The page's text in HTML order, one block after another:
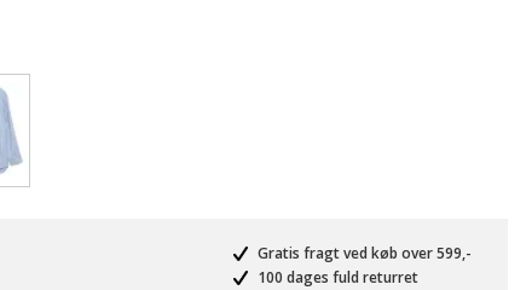
Gratis fragt ved køb over 599,-
100 dages fuld returret